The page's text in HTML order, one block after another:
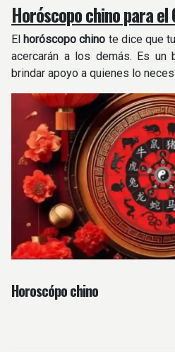
Horóscopo chino para el
El horóscopo chino te dice que
acercarán a los demás. Es un
brindar apoyo a quienes lo
Horoscópo chino